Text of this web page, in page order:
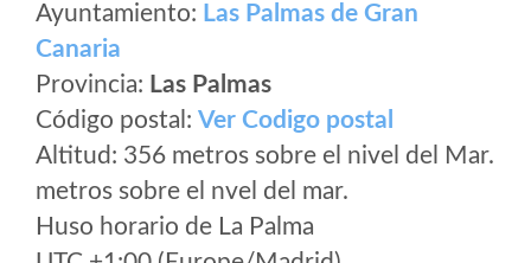
Ayuntamiento: Las Palmas de Gran
Canaria
Provincia: Las Palmas
Código postal: Ver Codigo postal
Altitud: 356 metros sobre el nivel del Mar.
metros sobre el nvel del mar.
Huso horario de La Palma